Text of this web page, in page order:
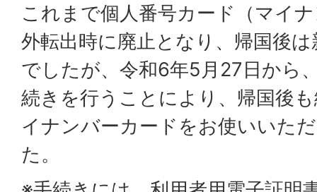
これまで個人番号カード（マイ
外転出時に廃止となり、帰国後
でしたが、令和6年5月27日から
続きを行うことにより、帰国後
イナンバーカードをお使いいた
た。